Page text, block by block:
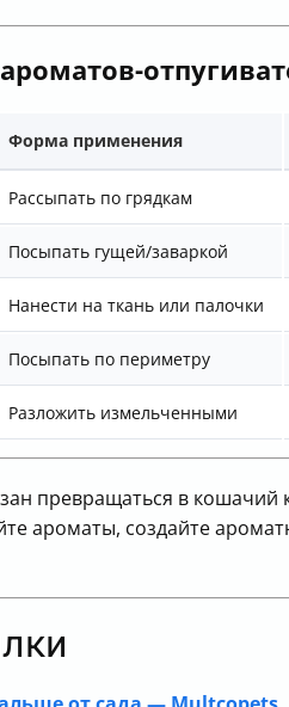
Форма применения
Рассыпать по грядкам
Посыпать гущей/заваркой
Нанести на ткань или палочки
Посыпать по периметру
Разложить измельченными
превращаться в кошачий
ароматы, создайте